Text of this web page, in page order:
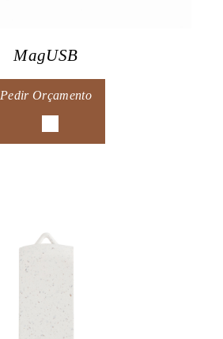
MagUSB
Pedir Orçamento